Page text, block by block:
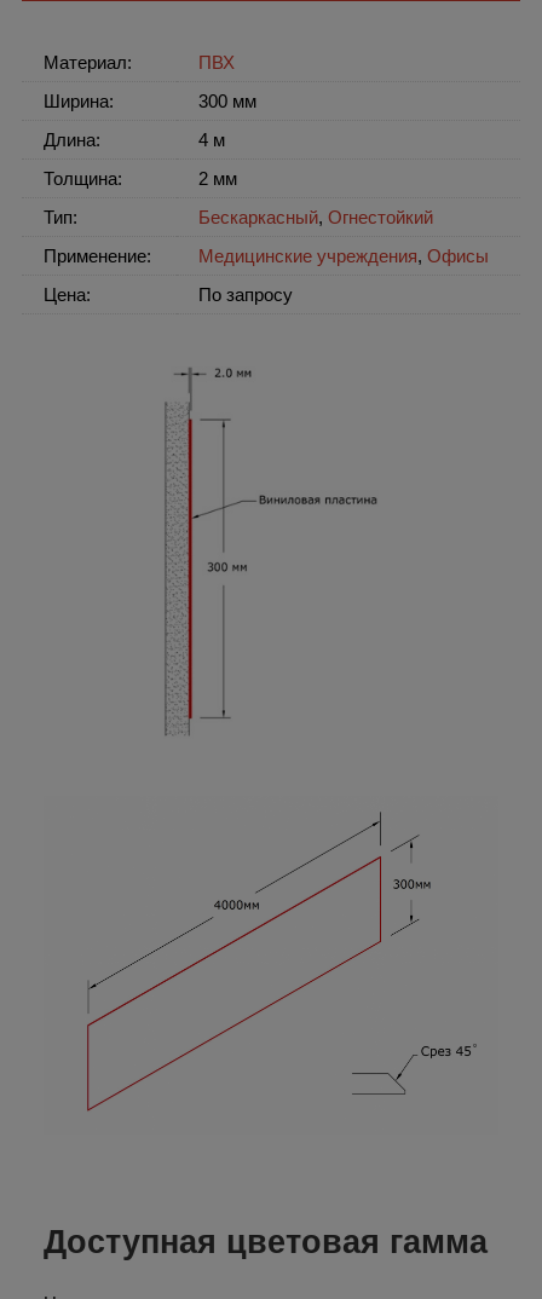
Материал:
ПВХ
Ширина:
300 мм
Длина:
4 м
Толщина:
2 мм
Тип:
Бескаркасный, Огнестойкий
Применение:
Медицинские учреждения, Офисы
Цена:
По запросу
Доступная цветовая гамма